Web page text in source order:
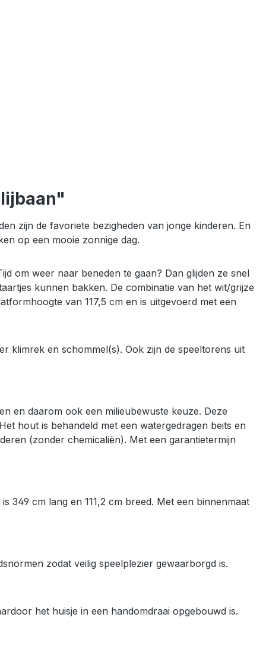
zijn de favoriete bezigheden van jonge kinderen. En
op een mooie zonnige dag.
om weer naar beneden te gaan? Dan glijden ze snel
kunnen bakken. De combinatie van het wit/grijze
van 117,5 cm en is uitgevoerd met een
klimrek en schommel(s). Ook zijn de speeltorens uit
en daarom ook een milieubewuste keuze. Deze
hout is behandeld met een watergedragen beits en
(zonder chemicaliën). Met een garantietermijn
349 cm lang en 111,2 cm breed. Met een binnenmaat
zodat veilig speelplezier gewaarborgd is.
het huisje in een handomdraai opgebouwd is.